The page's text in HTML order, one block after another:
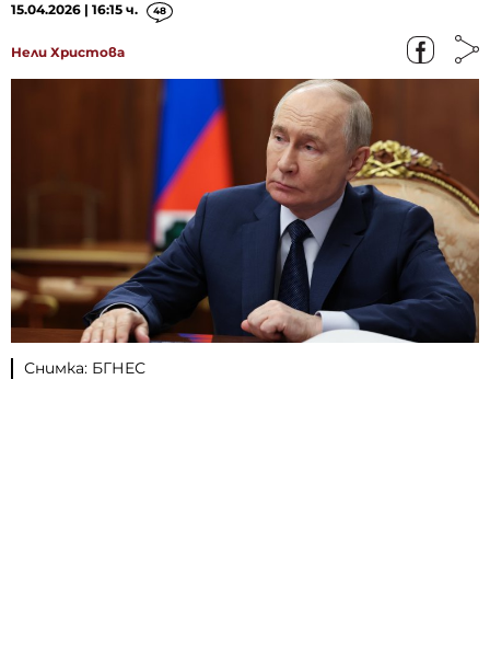
15.04.2026 | 16:15 ч. 48
Нели Христова
Снимка: БГНЕС